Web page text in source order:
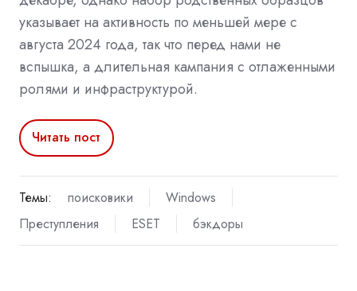
указывает на активность по меньшей мере с
августа 2024 года, так что перед нами не
вспышка, а длительная кампания с отлаженными
ролями и инфраструктурой.
Читать пост
Темы: поисковики
Windows
Преступления
ESET бэкдоры